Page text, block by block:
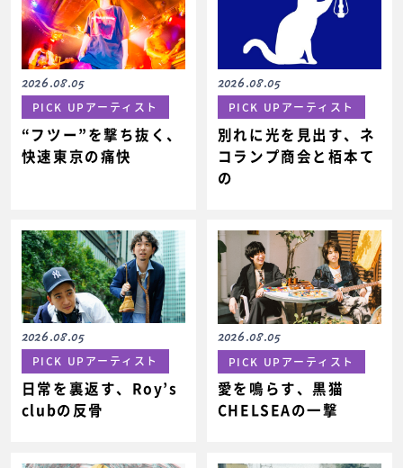
2026.08.05
PICK UPアーティスト
“フツー”を撃ち抜く、
快速東京の痛快
2026.08.05
PICK UPアーティスト
別れに光を見出す、ネ
コランプ商会と栢本て
の
2026.08.05
PICK UPアーティスト
日常を裏返す、Roy’s
clubの反骨
2026.08.05
PICK UPアーティスト
愛を鳴らす、黒猫
CHELSEAの一撃